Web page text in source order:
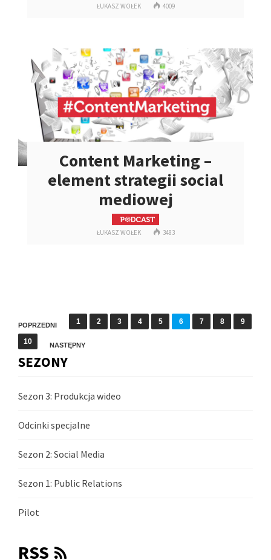
ŁUKASZ WOŁEK 4009
Content Marketing –
element strategii social
mediowej
ŁUKASZ WOŁEK 3483
S
t
r
o
n
c
o
a
n
e
POPRZEDNI 1 2 3 4 5 6 7 8 9
10 NASTĘPNY
SEZONY
Sezon 3: Produkcja wideo
Odcinki specjalne
Sezon 2: Social Media
Sezon 1: Public Relations
Pilot
RSS